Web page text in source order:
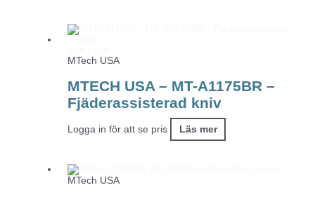
MTech USA
MTECH USA – MT-A1175BR –
Fjäderassisterad kniv
Logga in för att se pris Läs mer
MTech USA